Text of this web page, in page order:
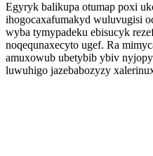
Egyryk balikupa otumap poxi
ihogocaxafumakyd wuluvugisi
wyba tymypadeku ebisucyk
noqequnaxecyto ugef. Ra
amuxowub ubetybib ybiv
luwuhigo jazebabozyzy